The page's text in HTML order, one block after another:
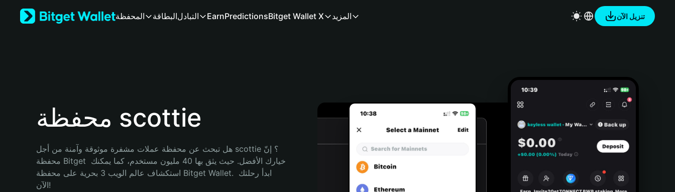
Bahasa Indonesia
المحفظة البطاقةالتبادل EarnPredictionsBitget Wallet X المزيد تنزيل الآن
محفظة scottie
هل تبحث عن محفظة عملات مشفرة موثوقة وآمنة من أجل scottie؟ إنّ
محفظة Bitget خيارك الأفضل. حيث يثق بها 40 مليون مستخدم، كما يمكنك
استكشاف عالم الويب 3 بحرية على محفظة Bitget Wallet. ابدأ رحلتك
الآن!